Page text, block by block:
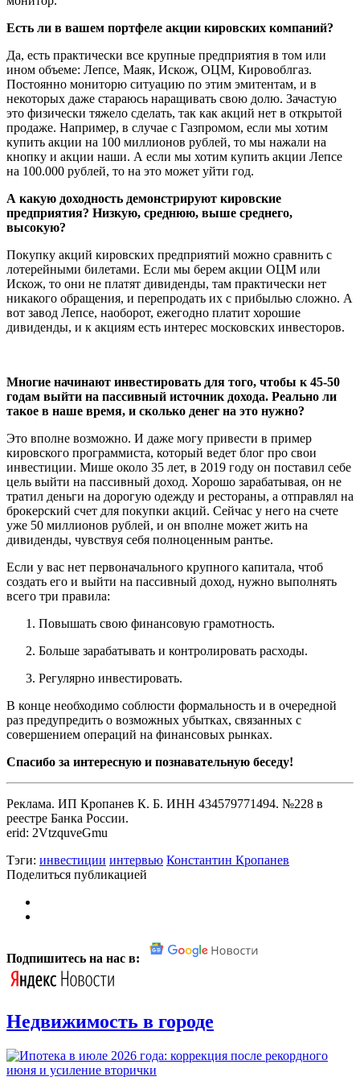
Есть ли в вашем портфеле акции кировских компаний?
Да, есть практически все крупные предприятия в том или
ином объеме: Лепсе, Маяк, Искож, ОЦМ, Кировоблгаз.
Постоянно мониторю ситуацию по этим эмитентам, и в
некоторых даже стараюсь наращивать свою долю. Зачастую
это физически тяжело сделать, так как акций нет в открытой
продаже. Например, в случае с Газпромом, если мы хотим
купить акции на 100 миллионов рублей, то мы нажали на
кнопку и акции наши. А если мы хотим купить акции Лепсе
на 100.000 рублей, то на это может уйти год.
А какую доходность демонстрируют кировские
предприятия? Низкую, среднюю, выше среднего,
высокую?
Покупку акций кировских предприятий можно сравнить с
лотерейными билетами. Если мы берем акции ОЦМ или
Искож, то они не платят дивиденды, там практически нет
никакого обращения, и перепродать их с прибылью сложно. А
вот завод Лепсе, наоборот, ежегодно платит хорошие
дивиденды, и к акциям есть интерес московских инвесторов.
Многие начинают инвестировать для того, чтобы к 45-50
годам выйти на пассивный источник дохода. Реально ли
такое в наше время, и сколько денег на это нужно?
Это вполне возможно. И даже могу привести в пример
кировского программиста, который ведет блог про свои
инвестиции. Мише около 35 лет, в 2019 году он поставил себе
цель выйти на пассивный доход. Хорошо зарабатывая, он не
тратил деньги на дорогую одежду и рестораны, а отправлял на
брокерский счет для покупки акций. Сейчас у него на счете
уже 50 миллионов рублей, и он вполне может жить на
дивиденды, чувствуя себя полноценным рантье.
Если у вас нет первоначального крупного капитала, чтоб
создать его и выйти на пассивный доход, нужно выполнять
всего три правила:
Повышать свою финансовую грамотность.
Больше зарабатывать и контролировать расходы.
Регулярно инвестировать.
В конце необходимо соблюсти формальность и в очередной
раз предупредить о возможных убытках, связанных с
совершением операций на финансовых рынках.
Спасибо за интересную и познавательную беседу!
Реклама. ИП Кропанев К. Б. ИНН 434579771494. №228 в
реестре Банка России.
erid: 2VtzquveGmu
Тэги: инвестиции интервью Константин Кропанев
Поделиться публикацией
Подпишитесь на нас в:
Недвижимость в городе